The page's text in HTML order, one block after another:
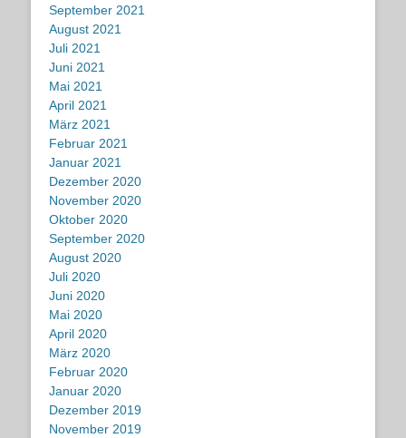
September 2021
August 2021
Juli 2021
Juni 2021
Mai 2021
April 2021
März 2021
Februar 2021
Januar 2021
Dezember 2020
November 2020
Oktober 2020
September 2020
August 2020
Juli 2020
Juni 2020
Mai 2020
April 2020
März 2020
Februar 2020
Januar 2020
Dezember 2019
November 2019